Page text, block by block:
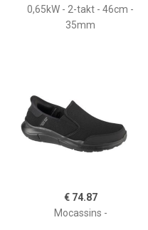
0,65kW - 2-takt - 46cm -
35mm
€ 74.87
Mocassins -